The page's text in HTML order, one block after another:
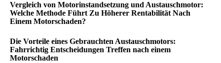
Vergleich von Motorinstandsetzung und Austauschmotor:
Welche Methode Führt Zu Höherer Rentabilität Nach
Einem Motorschaden?
Die Vorteile eines Gebrauchten Austauschmotors:
Fahrrichtig Entscheidungen Treffen nach einem
Motorschaden